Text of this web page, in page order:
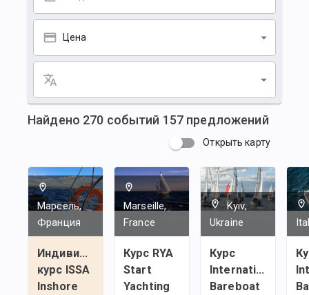
Цена
Найдено 270 событий 157 предложений
Открыть карту
Марсель,
Франция
Индивидуальный
курс ISSA
Inshore
Marseille,
France
Курс RYA
Start
Yachting
Kyiv,
Ukraine
Курс
International
Bareboat